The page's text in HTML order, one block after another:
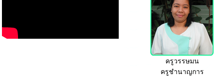
ครูวรรษมน
ครูชำนาญการ